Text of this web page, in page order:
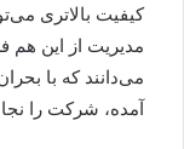
کیفیت بالاتری
مدیریت از این هم
می‌دانند که با
آمده، شرکت را